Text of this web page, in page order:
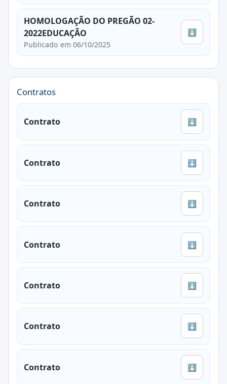
HOMOLOGAÇÃO DO PREGÃO 02-
2022EDUCAÇÃO
Publicado em 06/10/2025
⬇
Contratos
Contrato ⬇
Contrato ⬇
Contrato ⬇
Contrato ⬇
Contrato ⬇
Contrato ⬇
Contrato ⬇